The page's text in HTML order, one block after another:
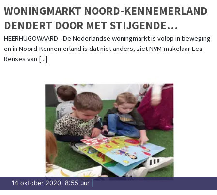
WONINGMARKT NOORD-KENNEMERLAND
DENDERT DOOR MET STIJGENDE
HUIZENPRIJZEN EN MINDER AANBOD
HEERHUGOWAARD - De Nederlandse woningmarkt is volop in beweging
en in Noord-Kennemerland is dat niet anders, ziet NVM-makelaar Lea
Renses van [...]
14 oktober 2020, 8:55 uur